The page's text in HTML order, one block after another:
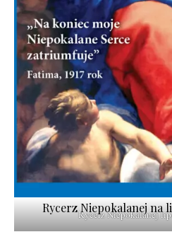
Rycerz Niepokalanej
Rycerz Niepokalanej na